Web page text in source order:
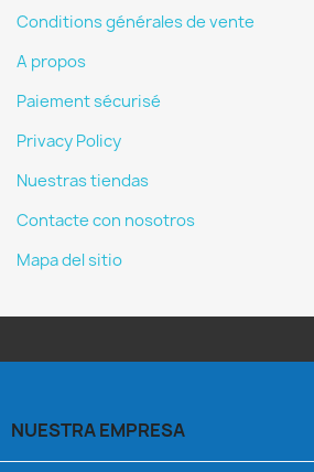
Conditions générales de vente
A propos
Paiement sécurisé
Privacy Policy
Nuestras tiendas
Contacte con nosotros
Mapa del sitio
NUESTRA EMPRESA